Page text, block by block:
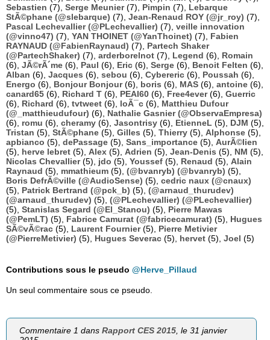
Sebastien (7), Serge Meunier(7), Pimpin (7), Lebarque
StÃ©phane (@slebarque) (7), Jean-Renaud ROY (@jr_roy) (7),
Pascal Lechevallier (@PLechevallier) (7), veille innovation
(@vinno47) (7), YAN THOINET (@YanThoinet) (7), Fabien
RAYNAUD (@FabienRaynaud) (7), Partech Shaker
(@PartechShaker) (7), arderborelnot (7), Legend (6), Romain
(6), JÃ©rÃ´me (6), Paul (6), Eric (6), Serge (6), Benoit Felten (6),
Alban (6), Jacques (6), sebou (6), Cybereric (6), Poussah (6),
Energo (6), Bonjour Bonjour(6), boris (6), MAS (6), antoine (6),
canard65 (6), Richard T (6), PEAI60 (6), Free4ever(6), Guerric
(6), Richard (6), tvtweet (6), loÃ¯c (6), Matthieu Dufour
(@_matthieudufour) (6), Nathalie Gasnier (@ObservaEmpresa)
(6), romu (6), cheramy (6), Jasontrisy (6), EtienneL (5), DJM (5),
Tristan (5), StÃ©phane (5), Gilles (5), Thierry (5), Alphonse (5),
apbianco (5), dePassage (5), Sans_importance (5), AurÃ©lien
(5), herve lebret (5), Alex (5), Adrien (5), Jean-Denis (5), NM (5),
Nicolas Chevallier(5), jdo (5), Youssef (5), Renaud (5), Alain
Raynaud (5), mmathieum (5), (@bvanryb) (@bvanryb) (5),
Boris DefrÃ©ville (@AudioSense) (5), cedric naux (@cnaux)
(5), Patrick Bertrand (@pck_b) (5), (@arnaud_thurudev)
(@arnaud_thurudev) (5), (@PLechevallier) (@PLechevallier)
(5), Stanislas Segard (@El_Stanou) (5), Pierre Mawas
(@PemLT) (5), Fabrice Camurat (@fabricecamurat) (5), Hugues
SÃ©vÃ©rac (5), Laurent Fournier(5), Pierre Metivier
(@PierreMetivier) (5), Hugues Severac (5), hervet (5), Joel (5)
Contributions sous le pseudo @Herve_Pillaud
Un seul commentaire sous ce pseudo.
Commentaire 1 dansRapport CES 2015, le 31 janvier